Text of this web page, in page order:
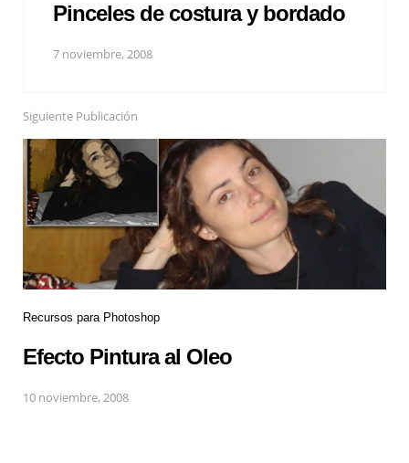
Pinceles de costura y bordado
7 noviembre, 2008
Siguiente Publicación
Recursos para Photoshop
Efecto Pintura al Oleo
10 noviembre, 2008